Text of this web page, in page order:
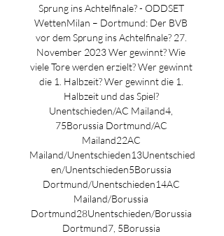
Sprung ins Achtelfinale? - ODDSET
WettenMilan – Dortmund: Der BVB
vor dem Sprung ins Achtelfinale? 27.
November 2023 Wer gewinnt? Wie
viele Tore werden erzielt? Wer gewinnt
die 1. Halbzeit? Wer gewinnt die 1.
Halbzeit und das Spiel?
Unentschieden/AC Mailand4,
75Borussia Dortmund/AC
Mailand22AC
Mailand/Unentschieden13Unentschied
en/Unentschieden5Borussia
Dortmund/Unentschieden14AC
Mailand/Borussia
Dortmund28Unentschieden/Borussia
Dortmund7, 5Borussia